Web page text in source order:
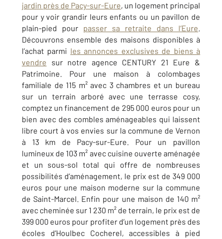
jardin près de Pacy-sur-Eure, un logement principal
pour y voir grandir leurs enfants ou un pavillon de
plain-pied pour passer sa retraite dans l’Eure.
Découvrons ensemble des maisons disponibles à
l’achat parmi les annonces exclusives de biens à
vendre sur notre agence CENTURY 21 Eure &
Patrimoine. Pour une maison à colombages
familiale de 115 m² avec 3 chambres et un bureau
sur un terrain arboré avec une terrasse cosy,
comptez un financement de 295 000 euros pour un
bien avec des combles aménageables qui laissent
libre court à vos envies sur la commune de Vernon
à 13 km de Pacy-sur-Eure. Pour un pavillon
lumineux de 103 m² avec cuisine ouverte aménagée
et un sous-sol total qui offre de nombreuses
possibilités d’aménagement, le prix est de 349 000
euros pour une maison moderne sur la commune
de Saint-Marcel. Enfin pour une maison de 140 m²
avec cheminée sur 1 230 m² de terrain, le prix est de
399 000 euros pour profiter d’un logement près des
écoles d’Houlbec Cocherel, accessibles à pied